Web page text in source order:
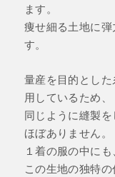
ます。
痩せ細る土地に
す。
量産を目的とし
用しているため、
同じように縫製
ほぼありません。
１着の服の中に
この生地の独特